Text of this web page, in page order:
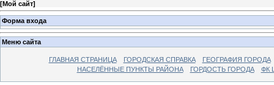
[Мой сайт]
Форма входа
Меню сайта
ГЛАВНАЯ СТРАНИЦА ГОРОДСКАЯ СПРАВКА
ГЕОГРАФИЯ ГОРОДА
НАСЕЛЁННЫЕ ПУНКТЫ РАЙОНА
ГОРДОСТЬ ГОРОДА ФК